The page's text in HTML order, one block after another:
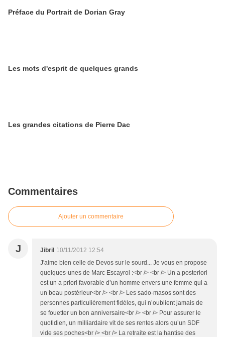
Préface du Portrait de Dorian Gray
Les mots d'esprit de quelques grands
Les grandes citations de Pierre Dac
Commentaires
Ajouter un commentaire
J Jibril 10/11/2012 12:54
J'aime bien celle de Devos sur le sourd... Je vous en propose
quelques-unes de Marc Escayrol :<br /> <br /> Un a posteriori
est un a priori favorable d’un homme envers une femme qui a
un beau postérieur<br /> <br /> Les sado-masos sont des
personnes particulièrement fidèles, qui n’oublient jamais de
se fouetter un bon anniversaire<br /> <br /> Pour assurer le
quotidien, un milliardaire vit de ses rentes alors qu’un SDF
vide ses poches<br /> <br /> La retraite est la hantise des